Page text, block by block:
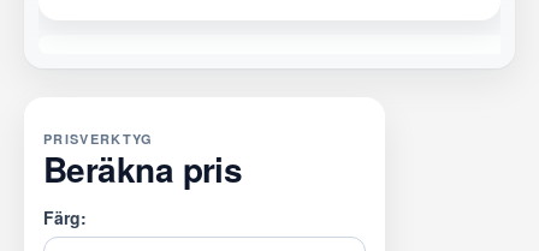
PRISVERKTYG
Beräkna pris
Färg: